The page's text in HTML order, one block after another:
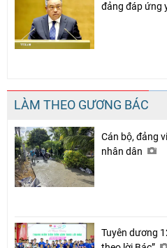
đảng đáp ứng
LÀM THEO GƯƠNG BÁC
Cán bộ, đảng
nhân dân
Tuyên dương